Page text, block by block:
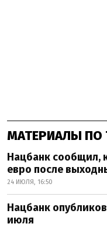
МАТЕРИАЛЫ ПО
Нацбанк сообщил,
евро после
24 ИЮЛЯ, 16:50
Нацбанк
июля